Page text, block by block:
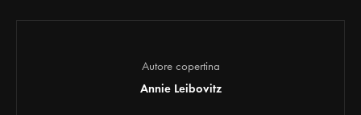
Autore copertina
Annie Leibovitz